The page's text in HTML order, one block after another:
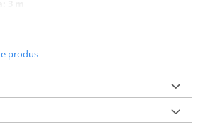
vantului
sub razele soarelui
copiilor
animalelor care nu reprezinta un
produs